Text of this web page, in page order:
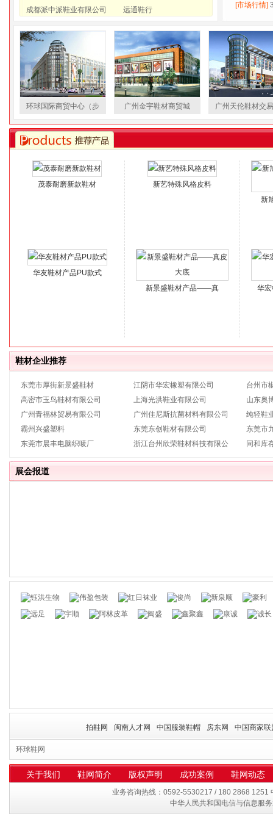
成都派中派鞋业有限公司 远通鞋行
[市场行情]
环球国际商贸中心（步 广州金宇鞋材商贸城 广州天伦鞋材交
茂泰耐磨新款鞋材
新艺特殊风格皮料
新
华友鞋材产品PU款式
新景盛鞋材产品——真
华
鞋材企业推荐
东莞市厚街新景盛鞋材 江阴市华宏橡塑有限公司
台州市
高密市玉鸟鞋材有限公司
上海光洪鞋业有限公司
山东奥
广州青福林贸易有限公司
广州佳尼斯抗菌材料有限公司
纯轻鞋
霸州兴盛塑料
东莞东创鞋材有限公司
东莞市
东莞市晨丰电脑织唛厂
浙江台州欣荣鞋材科技有限公 同和库
展会报道
拍鞋网 闽南人才网 中国服装鞋帽 房东网 中国商家联
环球鞋网
关于我们 鞋网简介 版权声明 成功案例 鞋网动态
业务咨询热线：0592-5530217 / 180 2868 1251
中华人民共和国电信与信息服